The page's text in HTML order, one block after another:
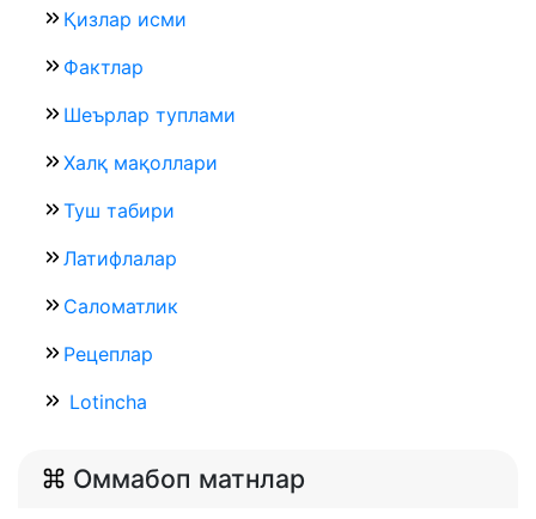
Қизлар исми
Фактлар
Шеърлар туплами
Халқ мақоллари
Туш табири
Латифлалар
Саломатлик
Рецеплар
Lotincha
Оммабоп матнлар